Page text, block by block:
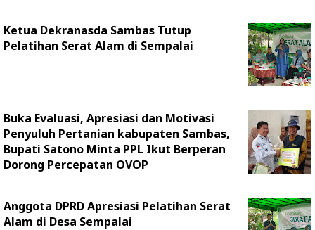
Ketua Dekranasda Sambas Tutup
Pelatihan Serat Alam di Sempalai
Buka Evaluasi, Apresiasi dan Motivasi
Penyuluh Pertanian kabupaten Sambas,
Bupati Satono Minta PPL Ikut Berperan
Dorong Percepatan OVOP
Anggota DPRD Apresiasi Pelatihan Serat
Alam di Desa Sempalai